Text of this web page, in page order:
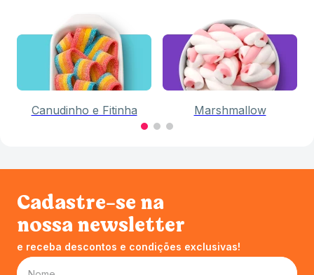
Canudinho e Fitinha Marshmallow
Cadastre-se na
nossa newsletter
e receba descontos e condições exclusivas!